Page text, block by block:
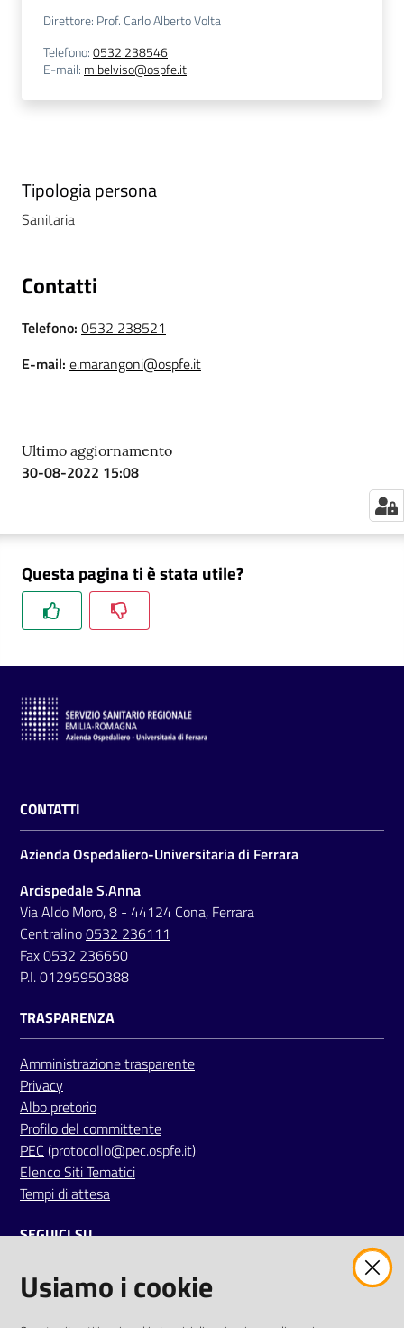
z
a
r
à
i
e
e
m
i
n
a
z
i
e
t
r
s
p
a
r
e
t
Fornitori
Seguici
su
Direttore: Prof. Carlo Alberto Volta
Telefono:0532 238546
E-mail: m.belviso@ospfe.it
Tipologia persona
Sanitaria
Contatti
Telefono: 0532 238521
E-mail: e.marangoni@ospfe.it
Ultimo aggiornamento
30-08-2022 15:08
Questa pagina ti è stata utile?
CONTATTI
Azienda Ospedaliero-Universitaria di Ferrara
Arcispedale S.Anna
Via Aldo Moro, 8 - 44124 Cona, Ferrara
Centralino0532 236111
Fax 0532 236650
P.I. 01295950388
TRASPARENZA
Amministrazione trasparente
Privacy
Albo pretorio
Profilo del committente
PEC (protocollo@pec.ospfe.it)
Elenco Siti Tematici
Tempi di attesa
SEGUICI SU
twitterfacebookyoutube
Usiamo i cookie